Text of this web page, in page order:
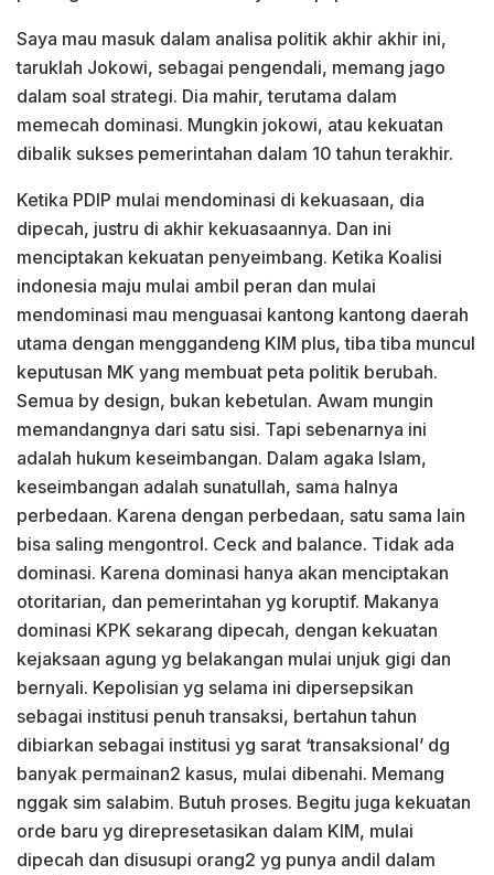
Saya mau masuk dalam analisa politik akhir akhir ini,
taruklah Jokowi, sebagai pengendali, memang jago
dalam soal strategi. Dia mahir, terutama dalam
memecah dominasi. Mungkin jokowi, atau kekuatan
dibalik sukses pemerintahan dalam 10 tahun terakhir.
Ketika PDIP mulai mendominasi di kekuasaan, dia
dipecah, justru di akhir kekuasaannya. Dan ini
menciptakan kekuatan penyeimbang. Ketika Koalisi
indonesia maju mulai ambil peran dan mulai
mendominasi mau menguasai kantong kantong daerah
utama dengan menggandeng KIM plus, tiba tiba muncul
keputusan MK yang membuat peta politik berubah.
Semua by design, bukan kebetulan. Awam mungin
memandangnya dari satu sisi. Tapi sebenarnya ini
adalah hukum keseimbangan. Dalam agaka Islam,
keseimbangan adalah sunatullah, sama halnya
perbedaan. Karena dengan perbedaan, satu sama lain
bisa saling mengontrol. Ceck and balance. Tidak ada
dominasi. Karena dominasi hanya akan menciptakan
otoritarian, dan pemerintahan yg koruptif. Makanya
dominasi KPK sekarang dipecah, dengan kekuatan
kejaksaan agung yg belakangan mulai unjuk gigi dan
bernyali. Kepolisian yg selama ini dipersepsikan
sebagai institusi penuh transaksi, bertahun tahun
dibiarkan sebagai institusi yg sarat ‘transaksional’ dg
banyak permainan2 kasus, mulai dibenahi. Memang
nggak sim salabim. Butuh proses. Begitu juga kekuatan
orde baru yg direpresetasikan dalam KIM, mulai
dipecah dan disusupi orang2 yg punya andil dalam